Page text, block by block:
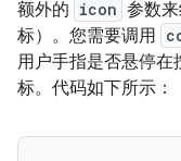
额外的 icon 参数
标）。您需要调用
用户手指是否悬停在
标。代码如下所示：